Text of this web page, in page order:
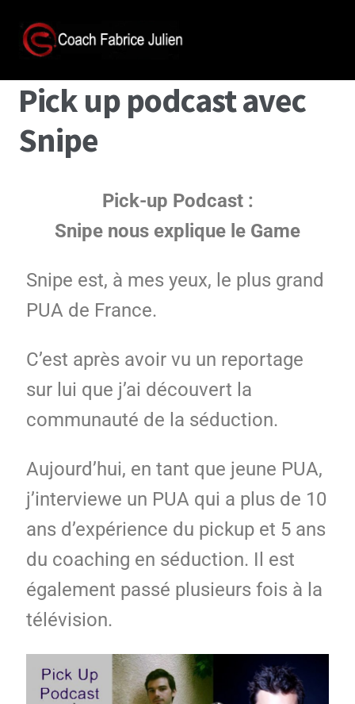
Pick up podcast avec
Snipe
Pick-up Podcast :
Snipe nous explique le Game
Snipe est, à mes yeux, le plus grand
PUA de France.
C’est après avoir vu un reportage
sur lui que j’ai découvert la
communauté de la séduction.
Aujourd’hui, en tant que jeune PUA,
j’interviewe un PUA qui a plus de 10
ans d’expérience du pickup et 5 ans
du coaching en séduction. Il est
également passé plusieurs fois à la
télévision.